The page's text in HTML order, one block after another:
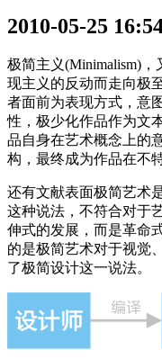
2010-05-25
极简主义(Minimalism)
现主义的反动而走向极
者面前为表现方式，意
性，极少化作品作为文
品自身在艺术概念上的
构，最终成为作品在不
还有文献表面极简艺术
这种说法，不符合对于
伸式的发展，而是革命
的是极简艺术对于视觉
了极简设计这一说法。